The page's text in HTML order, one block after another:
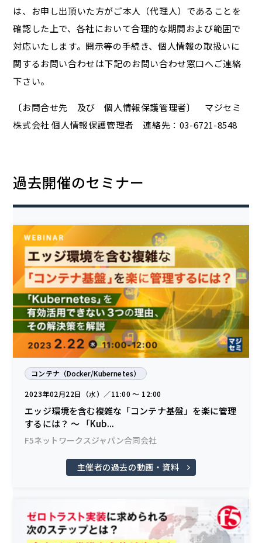
は、お申し出頂いた方がご本人（代理人）であることを
確認した上で、各社において合理的な期間および範囲で
対応いたします。開示等の手続き、個人情報の取扱いに
関するお問い合わせは下記のお問い合わせ窓口へご連絡
下さい。
〔お問合せ先 及び 個人情報保護管理者〕 マジセミ
株式会社 個人情報保護管理者 連絡先：03-6721-8548
過去開催のセミナー
コンテナ（Docker/Kubernetes）
2023年02月22日（水）／11:00 〜 12:00
エッジ環境を含む複雑な「コンテナ基盤」を楽に管理
するには？ ～ 「Kub...
F5ネットワークスジャパン合同会社
主催者の過去の動画・資料